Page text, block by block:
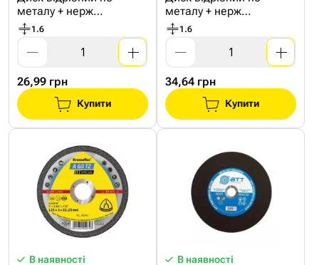
металу + нерж
NovoAbrasive STANDARD
150*1,6мм
1.6
26,99 грн
Купити
металу + нерж
NovoAbrasive STANDARD
180*1,6мм
1.6
34,64 грн
Купити
В наявності В наявності